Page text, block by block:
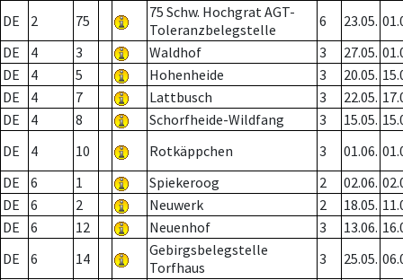
DE
2 75
75 Schw. Hochgrat AGT-
Toleranzbelegstelle
6 23.05.
DE
4 3 Waldhof 3 27.05.
DE
4 5 Hohenheide 3 20.05.
DE
4 7 Lattbusch 3 22.05.
DE
4 8 Schorfheide-Wildfang 3 15.05.
DE
4 10 Rotkäppchen 3 01.06.
DE
6 1 Spiekeroog 2 02.06.
DE
6 2 Neuwerk 2 18.05.
DE
6 12 Neuenhof 3 13.06.
DE
6 14
Gebirgsbelegstelle
Torfhaus
3 25.05.